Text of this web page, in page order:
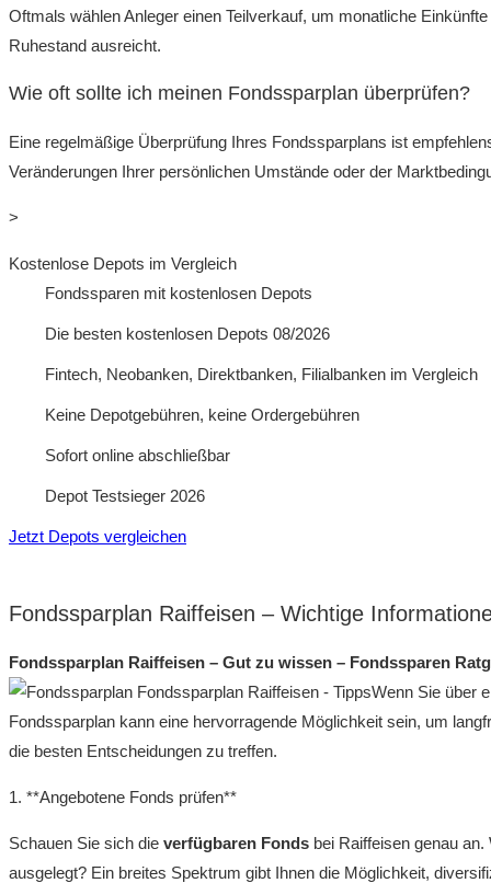
Oftmals wählen Anleger einen Teilverkauf, um monatliche
Ruhestand ausreicht.
Wie oft sollte ich meinen Fondssparplan überprüfen?
Eine regelmäßige Überprüfung Ihres Fondssparplans ist
Veränderungen Ihrer persönlichen Umstände oder der
>
Kostenlose Depots im Vergleich
Fondssparen mit kostenlosen Depots
Die besten kostenlosen Depots 08/2026
Fintech, Neobanken, Direktbanken, Filialbanken im Vergleich
Keine Depotgebühren, keine Ordergebühren
Sofort online abschließbar
Depot Testsieger 2026
Jetzt Depots vergleichen
Fondssparplan Raiffeisen – Wichtige
Fondssparplan Raiffeisen – Gut zu wissen – Fondssparen
Wenn Sie über
Fondssparplan kann eine hervorragende Möglichkeit sein, um
die besten Entscheidungen zu treffen.
1. **Angebotene Fonds prüfen**
Schauen Sie sich die verfügbaren Fonds bei Raiffeisen genau
ausgelegt? Ein breites Spektrum gibt Ihnen die Möglichkeit,